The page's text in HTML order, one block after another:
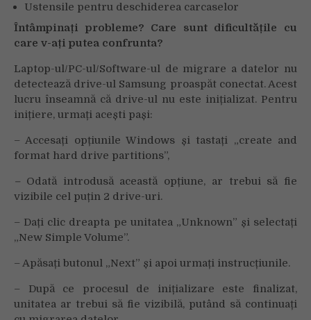
Ustensile pentru deschiderea carcaselor
Întâmpinați probleme? Care sunt dificultățile cu
care v-ați putea confrunta?
Laptop-ul/PC-ul/Software-ul de migrare a datelor nu
detectează drive-ul Samsung proaspăt conectat. Acest
lucru înseamnă că drive-ul nu este inițializat. Pentru
inițiere, urmați acești pași:
– Accesați opțiunile Windows și tastați „create and
format hard drive partitions”,
– Odată introdusă această opțiune, ar trebui să fie
vizibile cel puțin 2 drive-uri.
– Dați clic dreapta pe unitatea „Unknown” și selectați
„New Simple Volume”.
– Apăsați butonul „Next” și apoi urmați instrucțiunile.
– După ce procesul de inițializare este finalizat,
unitatea ar trebui să fie vizibilă, putând să continuați